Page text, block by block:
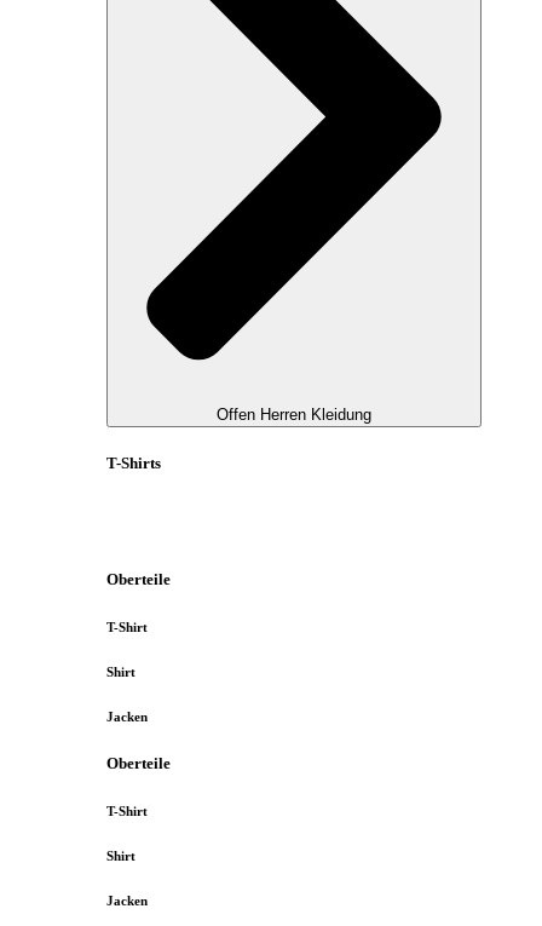
Offen Herren Kleidung
T-Shirts
Oberteile
T-Shirt
Shirt
Jacken
Oberteile
T-Shirt
Shirt
Jacken